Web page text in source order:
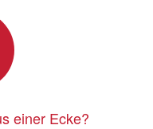
einer Ecke?